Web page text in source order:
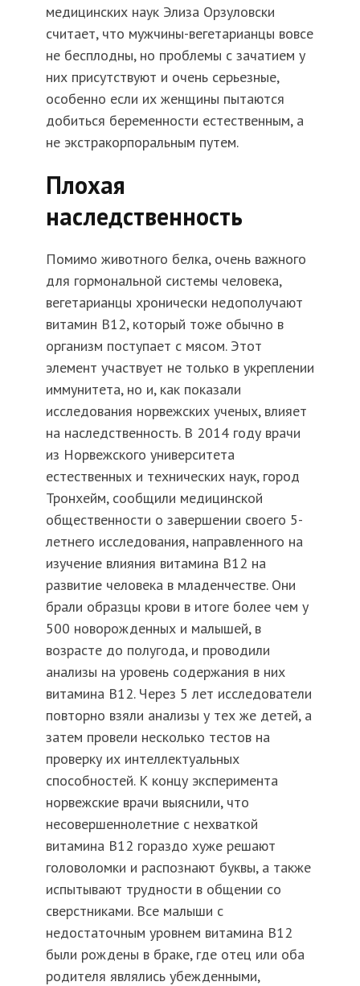
медицинских наук Элиза Орзуловски
считает, что мужчины-вегетарианцы вовсе
не бесплодны, но проблемы с зачатием у
них присутствуют и очень серьезные,
особенно если их женщины пытаются
добиться беременности естественным, а
не экстракорпоральным путем.
Плохая
наследственность
Помимо животного белка, очень важного
для гормональной системы человека,
вегетарианцы хронически недополучают
витамин B12, который тоже обычно в
организм поступает с мясом. Этот
элемент участвует не только в укреплении
иммунитета, но и, как показали
исследования норвежских ученых, влияет
на наследственность. В 2014 году врачи
из Норвежского университета
естественных и технических наук, город
Тронхейм, сообщили медицинской
общественности о завершении своего 5-
летнего исследования, направленного на
изучение влияния витамина B12 на
развитие человека в младенчестве. Они
брали образцы крови в итоге более чем у
500 новорожденных и малышей, в
возрасте до полугода, и проводили
анализы на уровень содержания в них
витамина B12. Через 5 лет исследователи
повторно взяли анализы у тех же детей, а
затем провели несколько тестов на
проверку их интеллектуальных
способностей. К концу эксперимента
норвежские врачи выяснили, что
несовершеннолетние с нехваткой
витамина B12 гораздо хуже решают
головоломки и распознают буквы, а также
испытывают трудности в общении со
сверстниками. Все малыши с
недостаточным уровнем витамина B12
были рождены в браке, где отец или оба
родителя являлись убежденными,